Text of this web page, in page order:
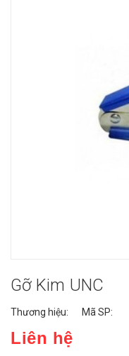
Gỡ Kim UNC
Thương hiệu: Mã SP:
Liên hệ